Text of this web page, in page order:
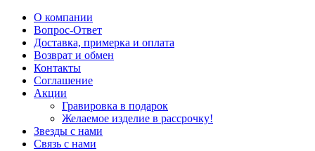
О компании
Вопрос-Ответ
Доставка, примерка и оплата
Возврат и обмен
Контакты
Соглашение
Акции
Гравировка в подарок
Желаемое изделие в рассрочку!
Звезды с нами
Связь с нами